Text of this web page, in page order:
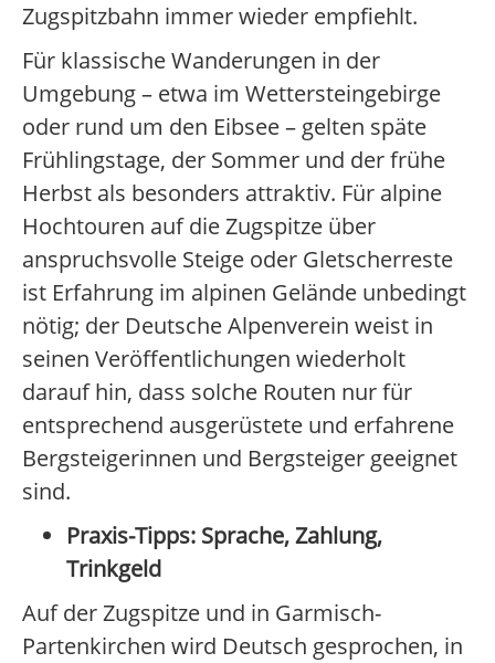
Zugspitzbahn immer wieder empfiehlt.
Für klassische Wanderungen in der
Umgebung – etwa im Wettersteingebirge
oder rund um den Eibsee – gelten späte
Frühlingstage, der Sommer und der frühe
Herbst als besonders attraktiv. Für alpine
Hochtouren auf die Zugspitze über
anspruchsvolle Steige oder Gletscherreste
ist Erfahrung im alpinen Gelände unbedingt
nötig; der Deutsche Alpenverein weist in
seinen Veröffentlichungen wiederholt
darauf hin, dass solche Routen nur für
entsprechend ausgerüstete und erfahrene
Bergsteigerinnen und Bergsteiger geeignet
sind.
Praxis-Tipps: Sprache, Zahlung,
Trinkgeld
Auf der Zugspitze und in Garmisch-
Partenkirchen wird Deutsch gesprochen, in